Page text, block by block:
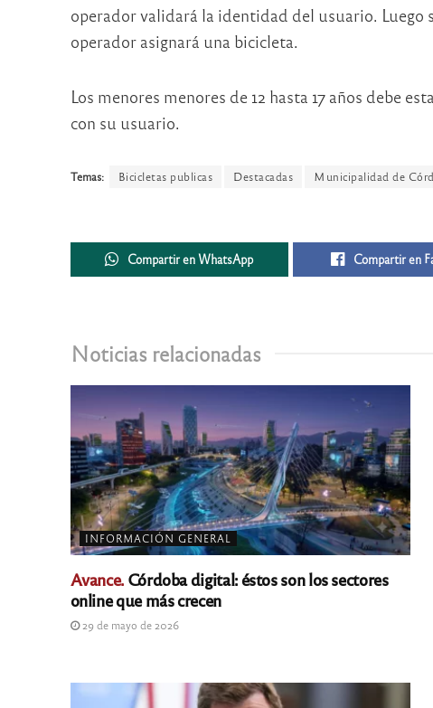
operador validará la identidad del usuario. Luego
operador asignará una bicicleta.
Los menores menores de 12 hasta 17 años debe
con su usuario.
Temas: Bicicletas publicas Destacadas Municipalidad de
Compartir en WhatsApp Compartir en
Noticias relacionadas
INFORMACIÓN GENERAL
Avance.Córdoba digital: éstos son los sectores
online que más crecen
29 de mayo de 2026